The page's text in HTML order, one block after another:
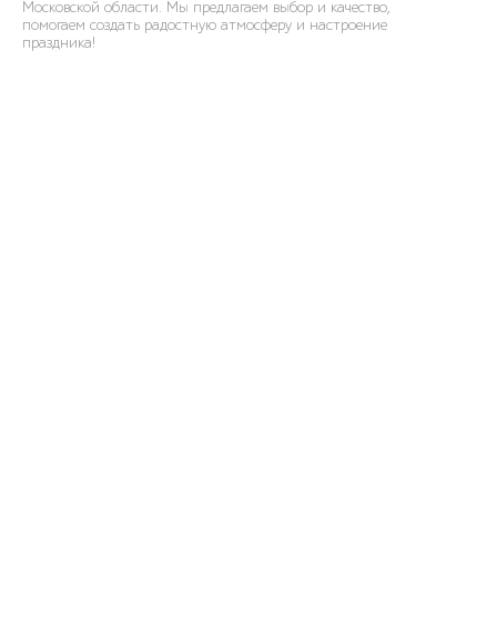
Московской области. Мы предлагаем выбор и качество,
помогаем создать радостную атмосферу и настроение
праздника!